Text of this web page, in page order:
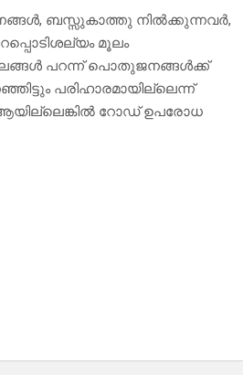
ബസ്സുകാത്തു നിൽക്കുന്നവർ,
മൂലം
പറന്ന് പൊതുജനങ്ങൾക്ക്
പരിഹാരമായില്ലെന്ന്
റോഡ് ഉപരോധ